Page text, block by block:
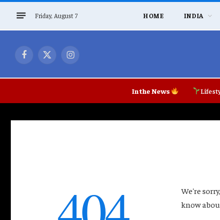
Friday, August 7 HOME INDIA
Facebook
X
Instagram
In the News
We're
know